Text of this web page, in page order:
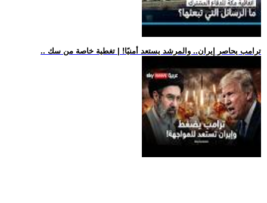
.. ترامب يحاصر إيران.. والمرشد يستعد أمنيًا! | تغطية خاصة من سك